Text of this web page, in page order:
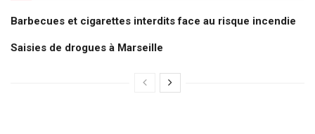
Barbecues et cigarettes interdits face au risque incendie
Saisies de drogues à Marseille